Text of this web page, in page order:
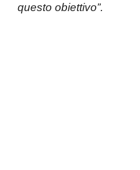
questo obiettivo”.